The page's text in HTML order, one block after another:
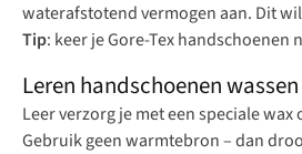
waterafstotend vermogen aan. Dit
Tip: keer je Gore-Tex
Leren handschoenen wassen
Leer verzorg je met een speciale
Gebruik geen warmtebron – dan